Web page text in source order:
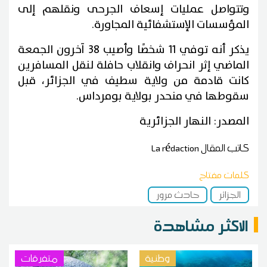
وتتواصل عمليات إسعاف الجرحى ونقلهم إلى
المؤسسات الإستشفائية المجاورة.
يذكر أنه توفي 11 شخصًا وأصيب 38 آخرون الجمعة
الماضي إثر انحراف وانقلاب حافلة لنقل المسافرين
كانت قادمة من ولاية سطيف في الجزائر، قبل
سقوطها في منحدر بولاية بومرداس.
المصدر: النهار الجزائرية
كاتب المقالLa rédaction
كلمات مفتاح
الجزائر
حادث مرور
الاكثر مشاهدة
وطنية متفرقات